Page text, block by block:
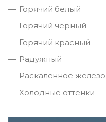
Горячий белый
Горячий черный
Горячий красный
Радужный
Раскалённое железо
Холодные оттенки